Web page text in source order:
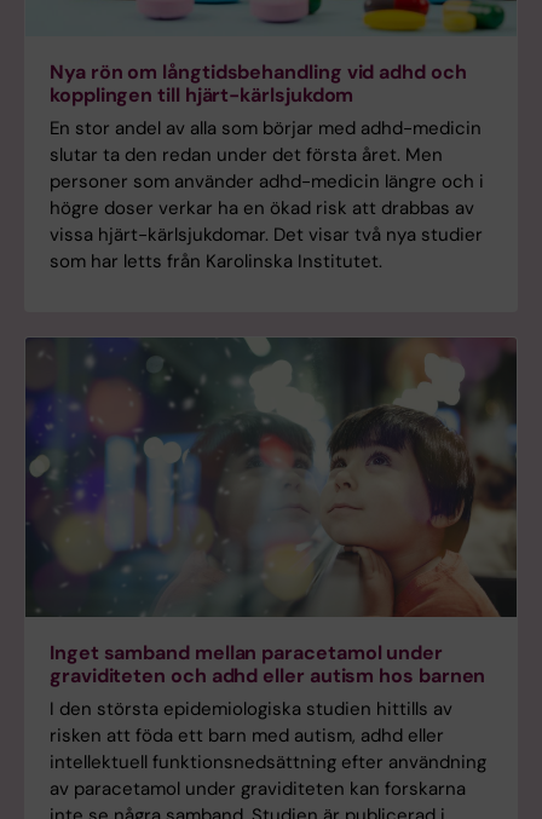
Nya rön om långtidsbehandling vid adhd och
kopplingen till hjärt-kärlsjukdom
En stor andel av alla som börjar med adhd-medicin
slutar ta den redan under det första året. Men
personer som använder adhd-medicin längre och i
högre doser verkar ha en ökad risk att drabbas av
vissa hjärt-kärlsjukdomar. Det visar två nya studier
som har letts från Karolinska Institutet.
Inget samband mellan paracetamol under
graviditeten och adhd eller autism hos barnen
I den största epidemiologiska studien hittills av
risken att föda ett barn med autism, adhd eller
intellektuell funktionsnedsättning efter användning
av paracetamol under graviditeten kan forskarna